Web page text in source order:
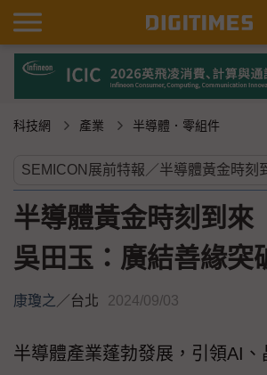
科技網 產業 半導體．零組件
半導體黃金時刻到
吳田玉：廣結善緣突
康瓊之 ／台北 2024/09/03
半導體產業蓬勃發展，引領AI、